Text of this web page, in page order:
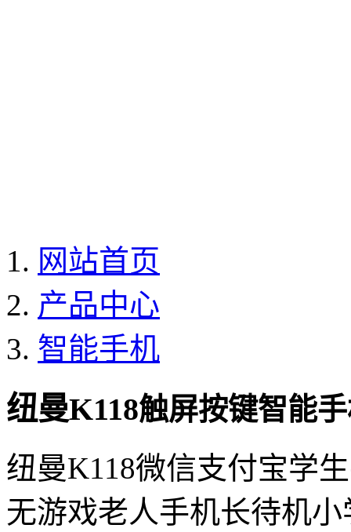
网站首页
产品中心
智能手机
纽曼K118触屏按键智能
纽曼K118微信支付宝学
无游戏老人手机长待机